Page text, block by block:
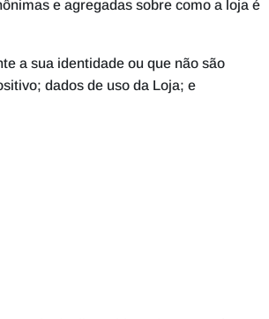
e agregadas sobre como a loja é
a sua identidade ou que não são
dados de uso da Loja; e